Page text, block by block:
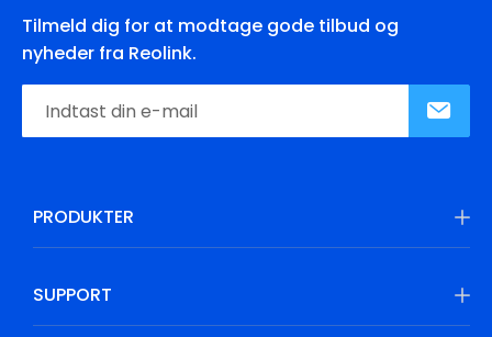
Tilmeld dig for at modtage gode tilbud og
nyheder fra Reolink.
PRODUKTER
SUPPORT